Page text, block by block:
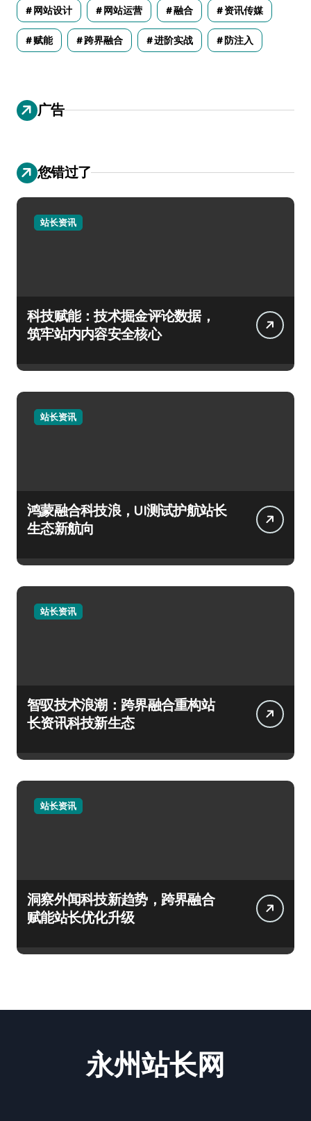
网站设计 网站运营 融合 资讯传媒
赋能 跨界融合 进阶实战 防注入
广告
您错过了
站长资讯
科技赋能：技术掘金评论数据，
筑牢站内内容安全核心
站长资讯
鸿蒙融合科技浪，UI测试护航站长
生态新航向
站长资讯
智驭技术浪潮：跨界融合重构站
长资讯科技新生态
站长资讯
洞察外闻科技新趋势，跨界融合
赋能站长优化升级
永州站长网